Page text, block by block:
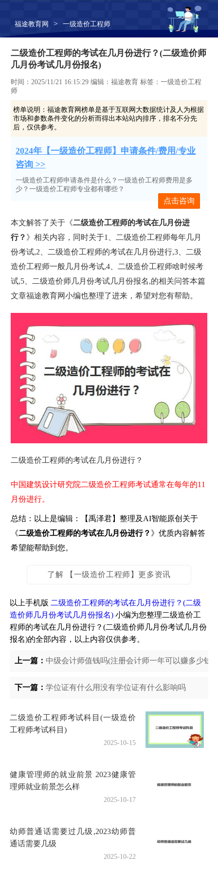
福途教育网 > 一级造价工程师
二级造价工程师的考试在几月份进行？(二级造价师
几月份考试几月份报名)
时间：2025/11/21 16:15:29 编辑：福途教育 标签：一级造价工程
师
榜单说明：福途教育网榜单是基于互联网大数据统计及人为根据
市场和参数条件变化的分析而得出本站站内排序，排名不分先
后，仅供参考。
2024年【一级造价工程师】申请条件/费用/专业
咨询 >>
一级造价工程师申请条件是什么？一级造价工程师费用是多
少？一级造价工程师专业都有哪些？
点击咨询
本文解答了关于《二级造价工程师的考试在几月份进
行？ 》相关内容，同时关于1、二级造价工程师每年几月
份考试,2、二级造价工程师的考试在几月份进行,3、二级
造价工程师一般几月份考试,4、二级造价工程师啥时候考
试,5、二级造价师几月份考试几月份报名,的相关问答本篇
文章福途教育网小编也整理了进来，希望对您有帮助。
二级造价工程师的考试在几月份进行？
中国建筑设计研究院二级造价工程师考试通常在每年的11
月份进行。
总结：以上是编辑：【禹泽君】整理及AI智能原创关于
《二级造价工程师的考试在几月份进行？ 》优质内容解答
希望能帮助到您。
了解 【一级造价工程师】更多资讯
以上手机版 二级造价工程师的考试在几月份进行？(二级
造价师几月份考试几月份报名) 小编为您整理二级造价工
程师的考试在几月份进行？(二级造价师几月份考试几月份
报名)的全部内容，以上内容仅供参考。
上一篇： 中级会计师值钱吗(注册会计师一年可以赚多少钱)
下一篇： 学位证有什么用没有学位证有什么影响吗
二级造价工程师考试科目(一级造价
工程师考试科目)
2025-10-15
健康管理师的就业前景 2023健康管
理师就业前景怎么样
2025-10-17
幼师普通话需要过几级,2023幼师普
通话需要几级
2025-10-22